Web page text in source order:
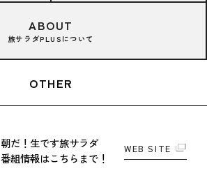
ABOUT
旅サラダPLUSについて
OTHER
朝だ！生です旅サラダ
番組情報はこちらまで！
WEB SITE